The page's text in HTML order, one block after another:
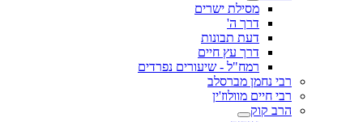
מסילת ישרים
דרך ה'
דעת תבונות
דרך עץ חיים
רמח"ל - שיעורים נפרדים
רבי נחמן מברסלב
רבי חיים מוולוז'ין
הרב קוק